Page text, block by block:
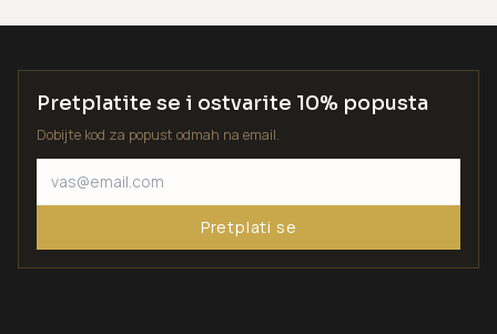
Pretplatite se i ostvarite 10% popusta
Dobijte kod za popust odmah na email.
Pretplati se